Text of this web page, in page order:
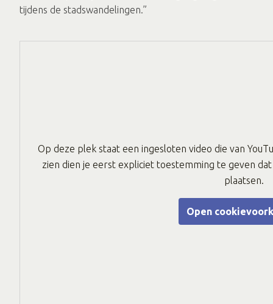
tijdens de stadswandelingen.”
Op deze plek staat een ingesloten video die van
zien dien je eerst expliciet toestemming te geven
plaatsen.
Open